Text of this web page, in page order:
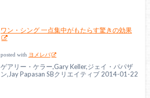
ワン・シング 一点集中がもたらす驚きの効果
posted with ヨメレバ
ゲアリー・ケラー,Gary Keller,ジェイ・パパザ
ン,Jay Papasan SBクリエイティブ 2014-01-22